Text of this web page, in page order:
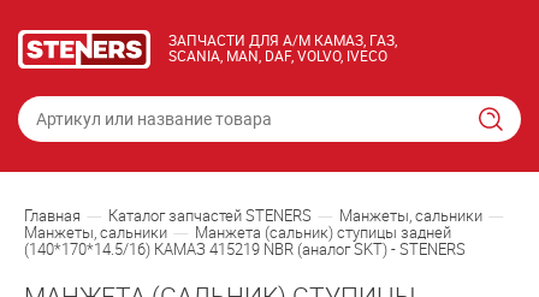
ЗАПЧАСТИ ДЛЯ А/М КАМАЗ, ГАЗ,
SCANIA, MAN, DAF, VOLVO, IVECO
Главная Каталог запчастей STENERS
Манжеты, сальники
Манжеты, сальники
Манжета (сальник) ступицы задней
(140*170*14.5/16) КАМАЗ 415219 NBR (аналог SKT) - STENERS